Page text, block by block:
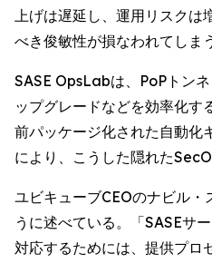
上げは遅延し、運用リスクは
べき俊敏性が損なわれてしま
SASE OpsLabは、PoPトン
ップグレードなどを効率化す
前パッケージ化された自動化
により、こうした隠れた
ユビキューブCEOのナビル
うに述べている。「SASEサ
対応するためには、提供プロ